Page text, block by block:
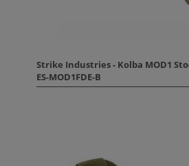
Strike Industries - Kolba MOD1
ES-MOD1FDE-B